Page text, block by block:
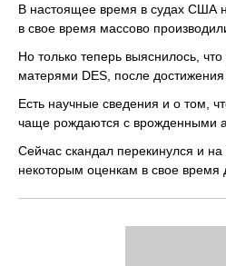
В настоящее время в судах США
в свое время массово
Но только теперь выяснилось,
матерями DES, после достижения
Есть научные сведения и о том,
чаще рождаются с врожденными
Сейчас скандал перекинулся и
некоторым оценкам в свое время